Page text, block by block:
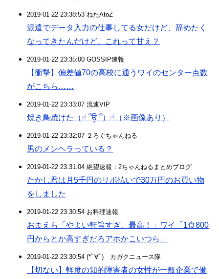
2019-01-22 23:38:53 ねたAtoZ
派遣でデータ入力の仕事してる女だけど、辞めたく
なってきたんだけど、これって甘え？
2019-01-22 23:35:00 GOSSIP速報
【衝撃】偏差値70の高校に通うワイのセンター点数
がこちら……
2019-01-22 23:33:07 流速VIP
焼き鳥焼けた（☝︎ ՞ਊ ՞）☝︎（※画像あり）
2019-01-22 23:32:07 ２ろぐちゃんねる
男のメンヘラっている？
2019-01-22 23:31:04 絶望速報：2ちゃんねるまとめブログ
たかし君は月5千円のリボ払いで30万円のお買い物
をしました
2019-01-22 23:30:54 お料理速報
おまえら「やよい軒旨すぎ、最高！」ワイ「1食800
円からとか高すぎだろアホかこいつら」
2019-01-22 23:30:54 (*ﾟ∀ﾟ)ゞカガクニュース隊
【切ない】軽度の知的障害者の女性が一般企業で働